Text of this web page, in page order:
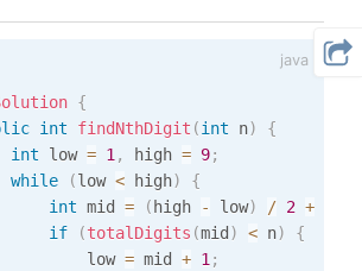
{
int findNthDigit (int n)
{
int low = 1 , high = 9;
while
(low < high)
{
int mid = ( high - low) / 2 +
if
(totalDigits (mid ) < n)
{
low
= mid + 1 ;